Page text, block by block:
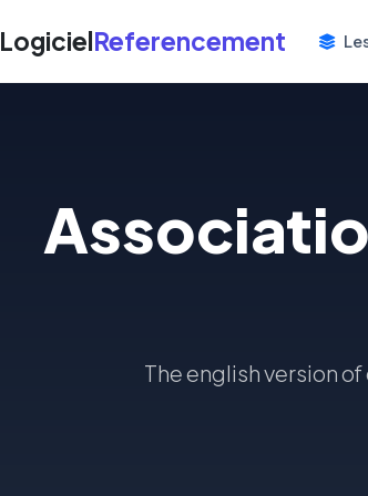
LogicielReferencement
The english version